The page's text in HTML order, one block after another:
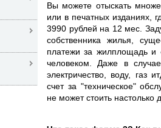
Вы можете отыскать
или в печатных изданиях,
3990 рублей на 12 мес.
собственника жилья,
платежи за жилплощадь и
человеком. Даже в
электричество, воду, газ
счет за "техническое"
не может стоить настолько